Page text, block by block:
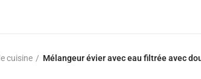
Plafonniers , spots et pendants
cuisine Mélangeur évier avec eau filtrée avec